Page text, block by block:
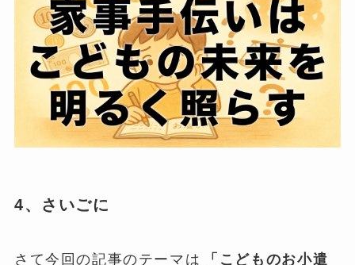
4、さいごに
さて今回の記事のテーマは
「こどものお小遣